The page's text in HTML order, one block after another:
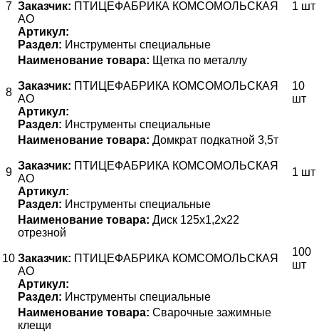
7 Заказчик: ПТИЦЕФАБРИКА КОМСОМОЛЬСКАЯ
АО
Артикул:
Раздел: Инструменты специальные
1 шт
8
Наименование товара: Щетка по металлу
Заказчик: ПТИЦЕФАБРИКА КОМСОМОЛЬСКАЯ
АО
Артикул:
Раздел: Инструменты специальные
10
шт
9
Наименование товара: Домкрат подкатной 3,5т
Заказчик: ПТИЦЕФАБРИКА КОМСОМОЛЬСКАЯ
АО
Артикул:
Раздел: Инструменты специальные
1 шт
10
Наименование товара: Диск 125х1,2х22
отрезной
Заказчик: ПТИЦЕФАБРИКА КОМСОМОЛЬСКАЯ
АО
Артикул:
Раздел: Инструменты специальные
100
шт
Наименование товара: Сварочные зажимные
клещи